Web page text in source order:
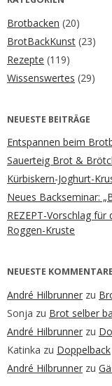
Brotbacken (20)
BrotBackKunst (23)
Rezepte (119)
Wissenswertes (29)
NEUESTE BEITRÄGE
Entspannen beim
Sauerteig Brot &
Kürbiskern-Joghurt-
Neues Backseminar:
REZEPT-Vorschlag
Roggen-Kruste
NEUESTE KOMMENTARE
André Hilbrunner zu
Sonja zu Brot selber
André Hilbrunner zu
Katinka zu Doppelback
André Hilbrunner zu